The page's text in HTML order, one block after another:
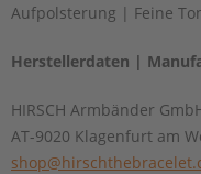
Aufpolsterung | Feine
Herstellerdaten |
HIRSCH Armbänder
AT-9020 Klagenfurt am